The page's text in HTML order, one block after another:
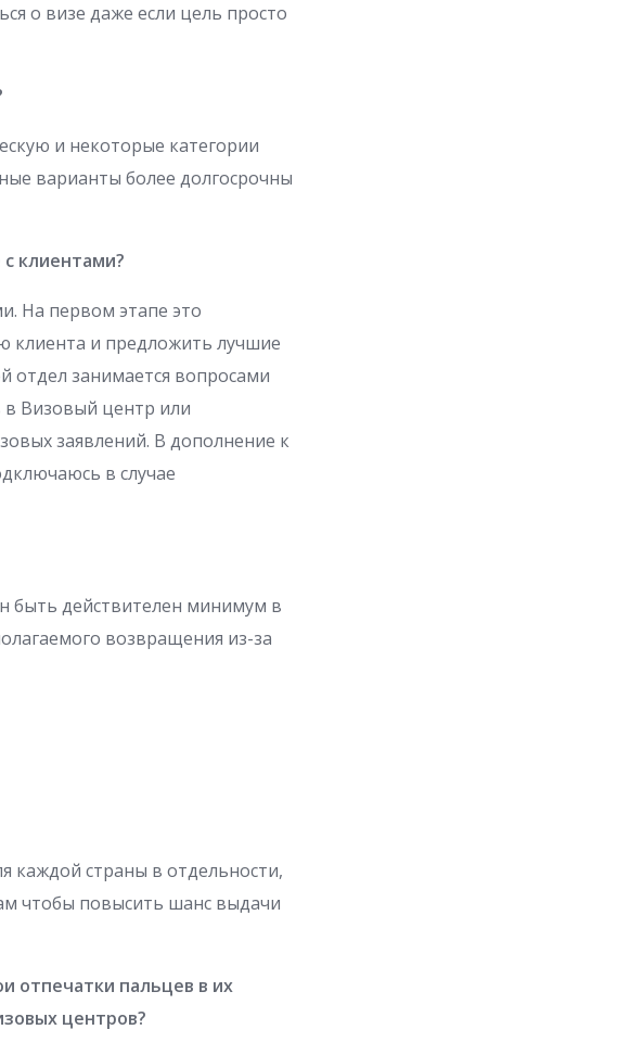
о визе даже если цель просто
и некоторые категории
варианты более долгосрочны
клиентами?
На первом этапе это
клиента и предложить лучшие
отдел занимается вопросами
в Визовый центр или
заявлений. В дополнение к
в случае
быть действителен минимум в
возвращения из-за
каждой страны в отдельности,
чтобы повысить шанс выдачи
отпечатки пальцев в их
центров?